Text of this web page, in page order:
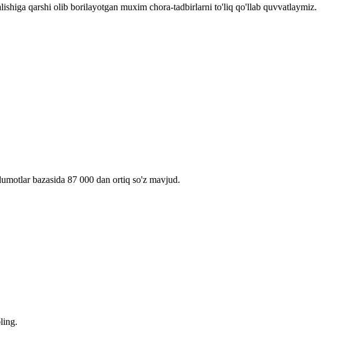
qarshi olib borilayotgan muxim chora-tadbirlarni to'liq qo'llab quvvatlaymiz.
bazasida 87 000 dan ortiq so'z mavjud.